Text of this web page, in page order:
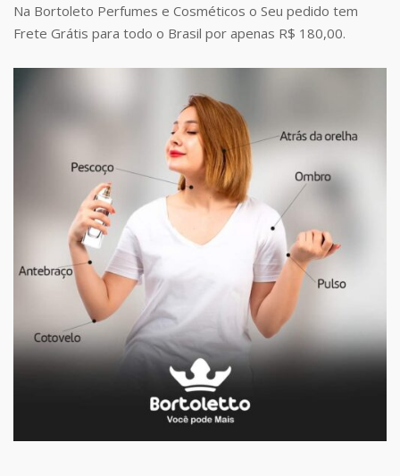
Na Bortoleto Perfumes e Cosméticos o Seu pedido tem
Frete Grátis para todo o Brasil por apenas R$ 180,00.